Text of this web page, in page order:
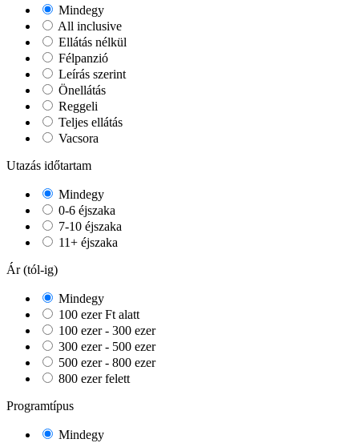
Mindegy
All inclusive
Ellátás nélkül
Félpanzió
Leírás szerint
Önellátás
Reggeli
Teljes ellátás
Vacsora
Utazás időtartam
Mindegy
0-6 éjszaka
7-10 éjszaka
11+ éjszaka
Ár (tól-ig)
Mindegy
100 ezer Ft alatt
100 ezer - 300 ezer
300 ezer - 500 ezer
500 ezer - 800 ezer
800 ezer felett
Programtípus
Mindegy